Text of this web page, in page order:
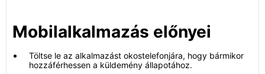
Mobilalkalmazás előnyei
Töltse le az alkalmazást okostelefonjára, hogy bármikor
hozzáférhessen a küldemény állapotához.